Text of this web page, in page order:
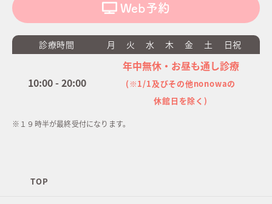
Web予約
診療時間 月 火 水 木 金 土 日祝
10:00 - 20:00
年中無休・お昼も通し診療
(※1/1及びその他nonowaの
休館日を除く)
※１９時半が最終受付になります。
TOP